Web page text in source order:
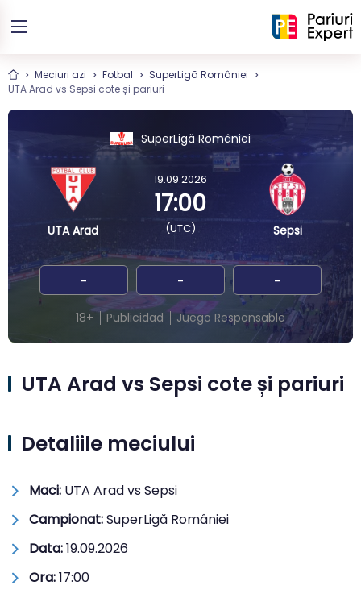
Meciuri azi Fotbal
SuperLigă României
UTA Arad vs Sepsi cote și pariuri
SuperLigă României
UTA Arad
19.09.2026
17:00
(UTC) Sepsi
- - -
18+ Publicidad Juego Responsable
UTA Arad vs Sepsi cote și pariuri
Detaliile meciului
Maci: UTA Arad vs Sepsi
Campionat:SuperLigă României
Data:19.09.2026
Ora:17:00